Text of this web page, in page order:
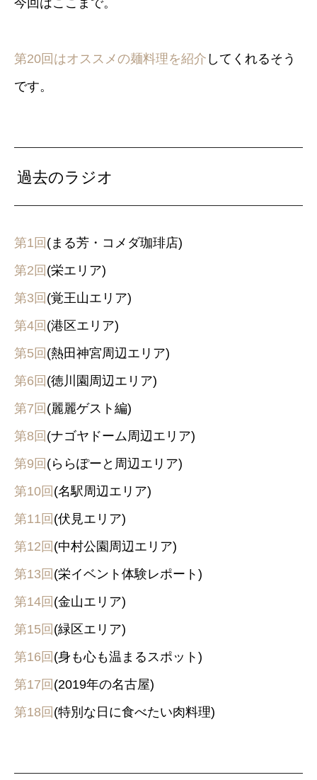
今回はここまで。
第20回はオススメの麺料理を紹介 してくれるそう
です。
過去のラジオ
第1回 (まる芳・コメダ珈琲店)
第2回 (栄エリア)
第3回 (覚王山エリア)
第4回 (港区エリア)
第5回 (熱田神宮周辺エリア)
第6回 (徳川園周辺エリア)
第7回 (麗麗ゲスト編)
第8回 (ナゴヤドーム周辺エリア)
第9回 (ららぽーと周辺エリア)
第10回 (名駅周辺エリア)
第11回 (伏見エリア)
第12回 (中村公園周辺エリア)
第13回 (栄イベント体験レポート)
第14回 (金山エリア)
第15回 (緑区エリア)
第16回 (身も心も温まるスポット)
第17回 (2019年の名古屋)
第18回 (特別な日に食べたい肉料理)